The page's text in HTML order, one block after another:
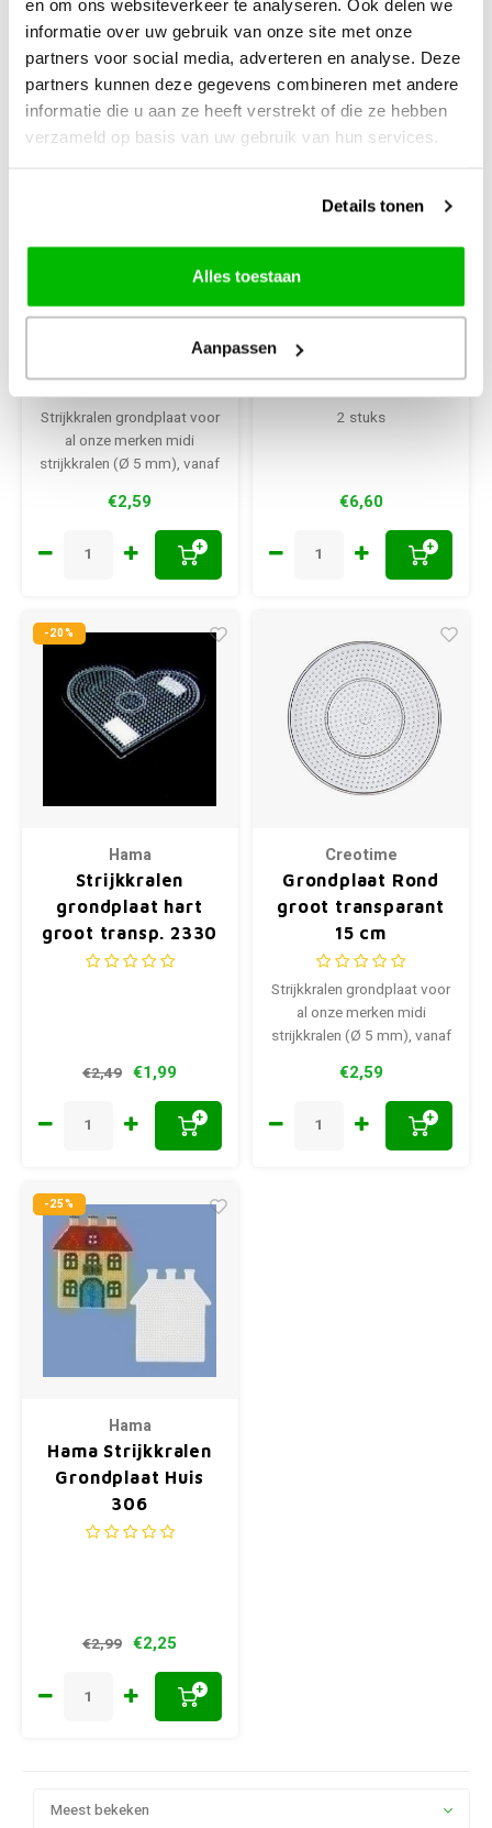
en om ons websiteverkeer te analyseren. Ook delen we
informatie over uw gebruik van onze site met onze
partners voor social media, adverteren en analyse. Deze
partners kunnen deze gegevens combineren met andere
informatie die u aan ze heeft verstrekt of die ze hebben
verzameld op basis van uw gebruik van hun services.
Details tonen
Alles toestaan
Aanpassen
Strijkkralen
Strijkkralen grondplaat voor
al onze merken midi
strijkkralen (Ø 5 mm), vanaf
€2,59
+
Photopearls
vierkant transp.
2 stuks
€6,60
+
-20%
Hama
Strijkkralen
grondplaat hart
groot transp. 2330
€2,49 €1,99
+
Creotime
Grondplaat Rond
groot transparant
15 cm
Strijkkralen grondplaat voor
al onze merken midi
strijkkralen (Ø 5 mm), vanaf
€2,59
+
-25%
Hama
Hama Strijkkralen
Grondplaat Huis
306
€2,99 €2,25
+
Meest bekeken